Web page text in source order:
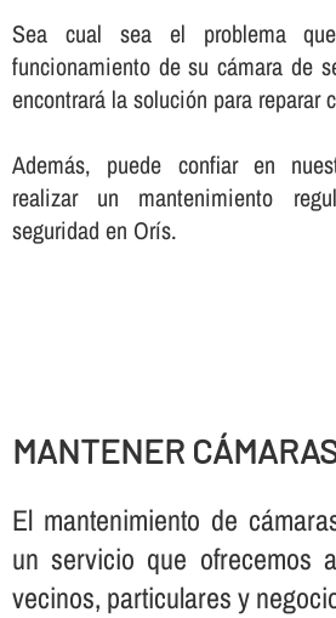
Sea cual sea el problema
funcionamiento de su cámara de
encontrará la solución para reparar
Además, puede confiar en
realizar un mantenimiento
seguridad en Orís.
MANTENER
El mantenimiento de
un servicio que ofrecemos
vecinos, particulares y